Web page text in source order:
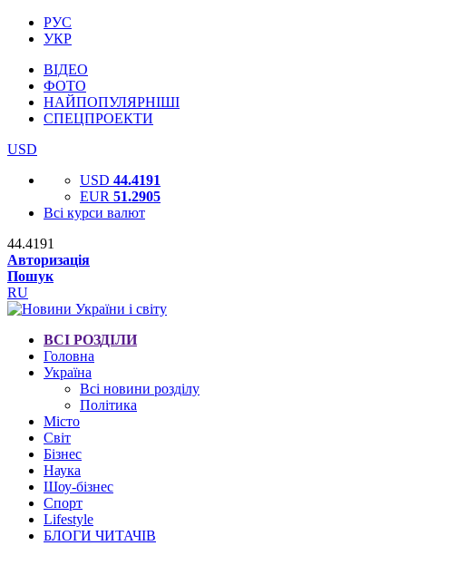
РУС
УКР
ВІДЕО
ФОТО
НАЙПОПУЛЯРНІШІ
СПЕЦПРОЕКТИ
USD
USD 44.4191
EUR 51.2905
Всі курси валют
44.4191
Авторизація
Пошук
RU
ВСІ РОЗДІЛИ
Головна
Україна
Всі новини розділу
Політика
Місто
Світ
Бізнес
Наука
Шоу-бізнес
Спорт
Lifestyle
БЛОГИ ЧИТАЧІВ